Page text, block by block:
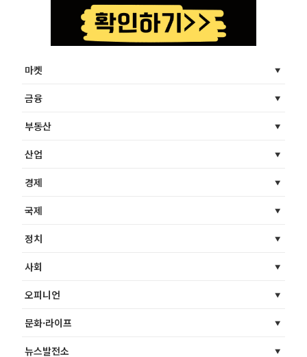
마켓
금융
부동산
산업
경제
국제
정치
사회
오피니언
문화·라이프
뉴스발전소